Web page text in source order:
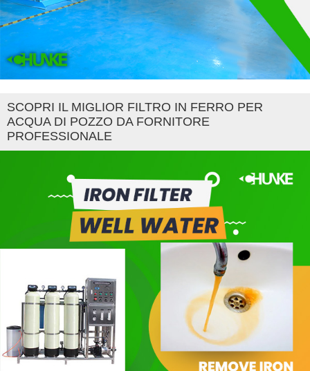
SCOPRI IL MIGLIOR FILTRO IN FERRO PER
ACQUA DI POZZO DA FORNITORE
PROFESSIONALE